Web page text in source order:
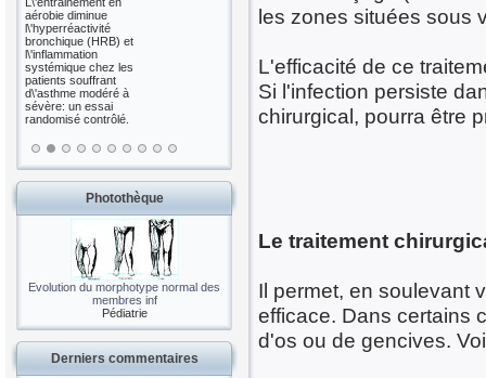
diminue
(HRB) et
chez les
souffrant
modéré à
un essai
contrôlé.
basée sur la
Photothèque
Evolution du morphotype normal des
membres inf
Pédiatrie
Derniers commentaires
les zones situées sous
L'efficacité de ce
Si l'infection persiste
chirurgical, pourra être
Le traitement
Il permet, en soulevant
efficace. Dans certains
d'os ou de gencives.